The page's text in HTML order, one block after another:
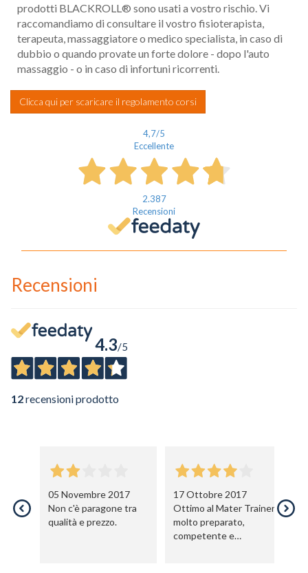
prodotti BLACKROLL® sono usati a vostro rischio. Vi
raccomandiamo di consultare il vostro fisioterapista,
terapeuta, massaggiatore o medico specialista, in caso di
dubbio o quando provate un forte dolore - dopo l'auto
massaggio - o in caso di infortuni ricorrenti.
Clicca qui per scaricare il regolamento corsi
4,7/5
Eccellente
2.387
Recensioni
Recensioni
4.3/5
12recensioni prodotto
05 Novembre 2017
Non c'è paragone tra
qualità e prezzo.
17 Ottobre 2017
Ottimo al Mater Trainer,
molto preparato,
competente e